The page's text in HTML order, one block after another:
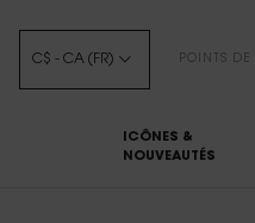
C$ - CA (FR) POINTS DE
ICÔNES &
NOUVEAUTÉS